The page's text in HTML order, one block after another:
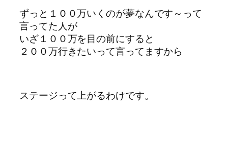
ずっと１００万いくのが夢なんです～って
言ってた人が
いざ１００万を目の前にすると
２００万行きたいって言ってますから
ステージって上がるわけです。